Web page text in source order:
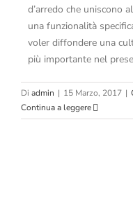
d’arredo che uniscono
una funzionalità
voler diffondere una
più importante nel
Di admin | 15 Marzo, 2017 |
Continua a leggere